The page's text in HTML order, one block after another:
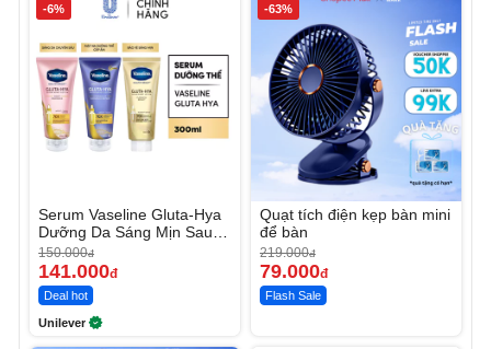
-6%
Serum Vaseline Gluta-Hya
Dưỡng Da Sáng Mịn Sau 7
Ngày
150.000đ
141.000đ
Deal hot
Unilever
-63%
Quạt tích điện kẹp bàn mini
để bàn
219.000đ
79.000đ
Flash Sale